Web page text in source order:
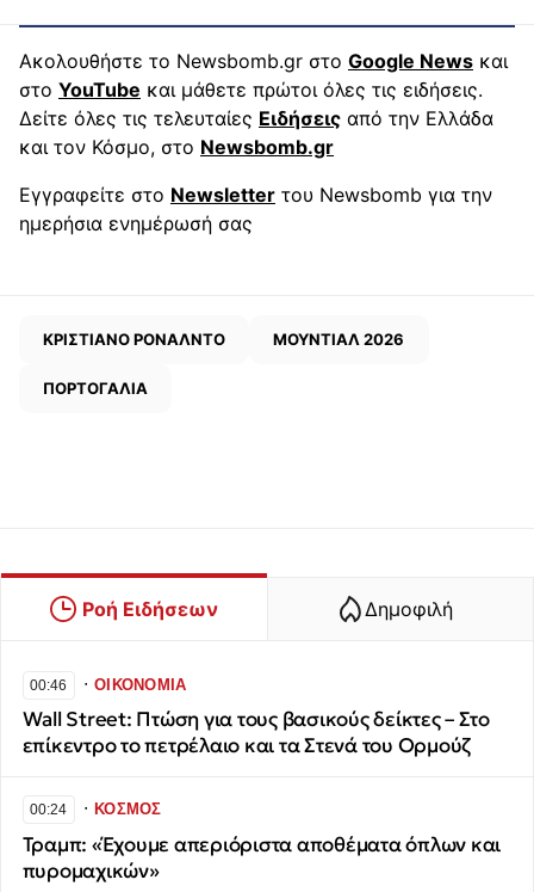
Ακολουθήστε το Newsbomb.gr στο Google News και
στο YouTube και μάθετε πρώτοι όλες τις ειδήσεις.
Δείτε όλες τις τελευταίες Ειδήσεις από την Ελλάδα
και τον Κόσμο, στο Newsbomb.gr
Εγγραφείτε στο Newsletter του Newsbomb για την
ημερήσια ενημέρωσή σας
ΚΡΙΣΤΙΑΝΟ ΡΟΝΑΛΝΤΟ ΜΟΥΝΤΙΑΛ 2026
ΠΟΡΤΟΓΑΛΙΑ
Ροή Ειδήσεων Δημοφιλή
00:46 ∙ΟΙΚΟΝΟΜΙΑ
Wall Street: Πτώση για τους βασικούς δείκτες – Στο
επίκεντρο το πετρέλαιο και τα Στενά του Ορμούζ
00:24 ∙ΚΟΣΜΟΣ
Τραμπ: «Έχουμε απεριόριστα αποθέματα όπλων και
πυρομαχικών»